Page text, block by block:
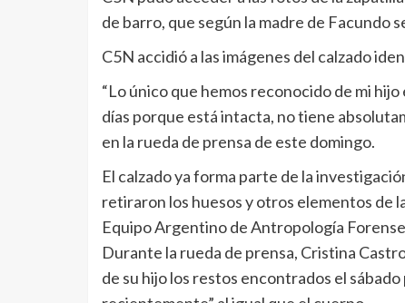
de barro, que según la madre de Facundo
C5N accidió a las imágenes del calzado
“Lo único que hemos reconocido de mi
días porque está intacta, no tiene
en la rueda de prensa de este domingo.
El calzado ya forma parte de la
retiraron los huesos y otros elementos de
Equipo Argentino de Antropología
Durante la rueda de prensa, Cristina
de su hijo los restos encontrados el